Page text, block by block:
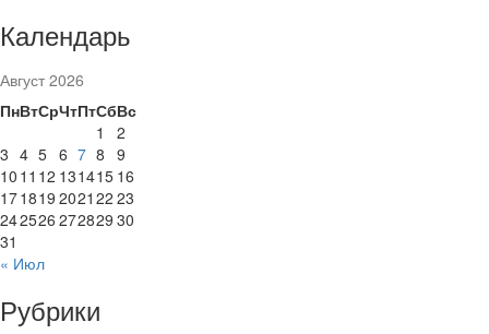
Календарь
Август 2026
ПнВтСрЧтПтСбВс
1
2
3 4 5 6 7 8 9
10 11 12 131415 16
171819 2021 22 23
242526 272829 30
31
« Июл
Рубрики